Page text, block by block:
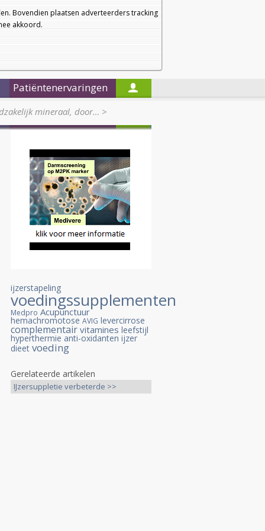
Bovendien plaatsen adverteerders tracking
akkoord.
a
a
Nieuwsbrief
Startpagina
Patiëntenervaringen
mineraal, door… >
ijzerstapeling
voedingssupplementen
Medpro Acupunctuur
hemachromotose AVIG levercirrose
complementair vitamines leefstijl
hyperthermie anti-oxidanten ijzer
dieet voeding
Gerelateerde artikelen
IJzersuppletie verbeterde >>